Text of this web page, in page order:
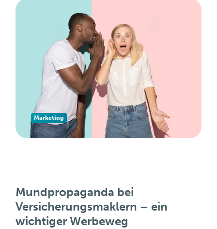
Marketing
Mundpropaganda bei
Versicherungsmaklern – ein
wichtiger Werbeweg